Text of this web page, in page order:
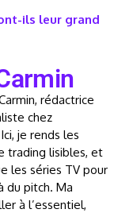
ils leur grand
rédactrice
chez
je rends les
trading lisibles, et
les séries TV pour
du pitch. Ma
à l’essentiel,